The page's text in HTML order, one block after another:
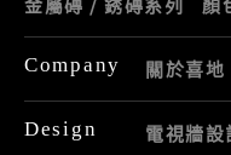
金屬磚 / 銹磚系列
顏
Company 關於喜地
Design 電視牆設